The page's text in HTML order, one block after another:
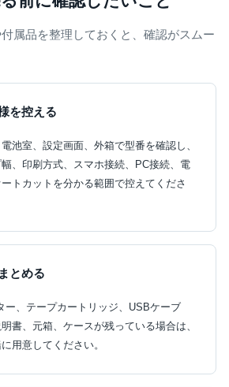
属品を整理しておくと、確認がスムー
を控える
池室、設定画面、外箱で型番を確認し、
、印刷方式、スマホ接続、PC接続、電
トカットを分かる範囲で控えてくださ
とめる
ー、テープカートリッジ、USBケーブ
書、元箱、ケースが残っている場合は、
用意してください。